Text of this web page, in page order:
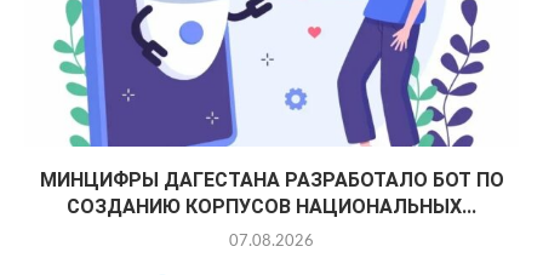
МИНЦИФРЫ ДАГЕСТАНА РАЗРАБОТАЛО БОТ ПО
СОЗДАНИЮ КОРПУСОВ НАЦИОНАЛЬНЫХ...
07.08.2026